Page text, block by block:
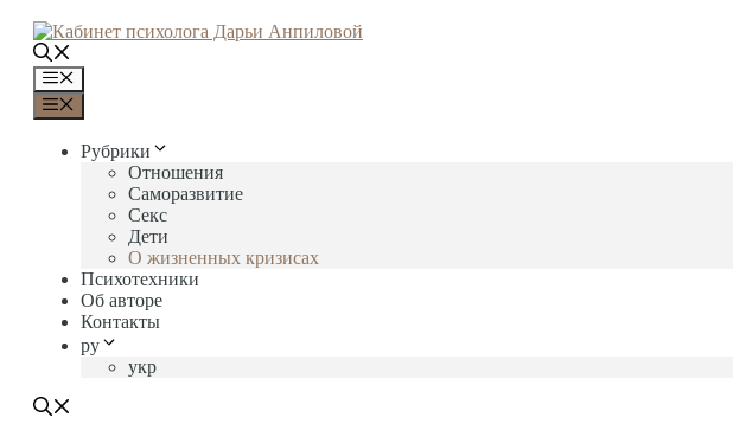
Перейти
содержимому
Меню
Меню
Рубрики
Отношения
Саморазвитие
Секс
Дети
О жизненных кризисах
Психотехники
Об авторе
Контакты
ру
укр